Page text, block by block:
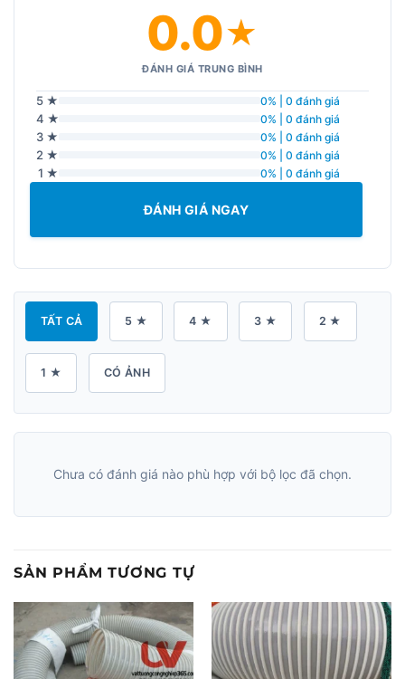
0.0★
ĐÁNH GIÁ TRUNG BÌNH
5 ★ 0% | 0 đánh giá
4 ★ 0% | 0 đánh giá
3 ★ 0% | 0 đánh giá
2 ★ 0% | 0 đánh giá
1 ★ 0% | 0 đánh giá
ĐÁNH GIÁ NGAY
TẤT CẢ 5 ★ 4 ★ 3 ★ 2 ★
1 ★ CÓ ẢNH
Chưa có đánh giá nào phù hợp với bộ lọc đã chọn.
SẢN PHẨM TƯƠNG TỰ